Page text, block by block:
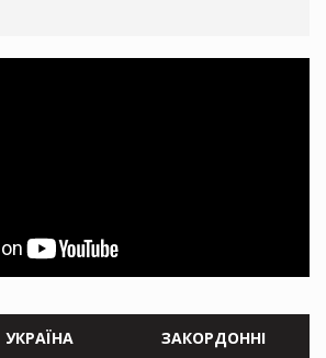
УКРАЇНА ЗАКОРДОННІ